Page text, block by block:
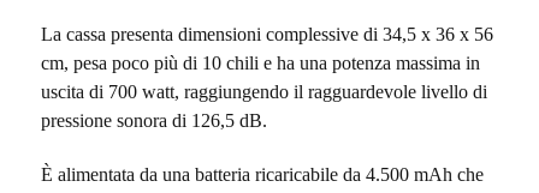
La cassa presenta dimensioni complessive di 34,5 x 36 x 56
cm, pesa poco più di 10 chili e ha una potenza massima in
uscita di 700 watt, raggiungendo il ragguardevole livello di
pressione sonora di 126,5 dB.
È alimentata da una batteria ricaricabile da 4.500 mAh che